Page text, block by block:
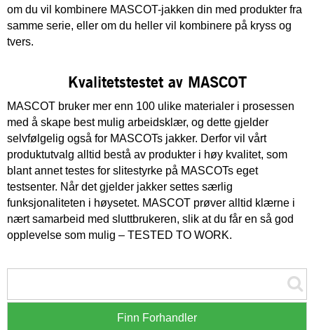
om du vil kombinere MASCOT-jakken din med produkter fra
samme serie, eller om du heller vil kombinere på kryss og
tvers.
Kvalitetstestet av MASCOT
MASCOT bruker mer enn 100 ulike materialer i prosessen
med å skape best mulig arbeidsklær, og dette gjelder
selvfølgelig også for MASCOTs jakker. Derfor vil vårt
produktutvalg alltid bestå av produkter i høy kvalitet, som
blant annet testes for slitestyrke på MASCOTs eget
testsenter. Når det gjelder jakker settes særlig
funksjonaliteten i høysetet. MASCOT prøver alltid klærne i
nært samarbeid med sluttbrukeren, slik at du får en så god
opplevelse som mulig – TESTED TO WORK.
Finn Forhandler